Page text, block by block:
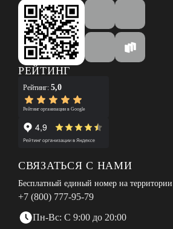
РЕЙТИНГ
Рейтинг: 5,0
Рейтинг организации в Google
СВЯЗАТЬСЯ С НАМИ
Бесплатный единый номер на
+7 (800) 777-95-79
Пн-Вс: С 9:00 до 20:00